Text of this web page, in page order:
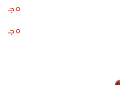
0 جـ
0 جـ